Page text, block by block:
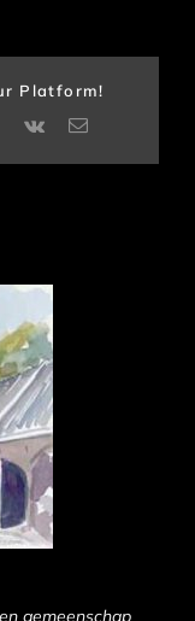
Platform!
Vk
E-
gemeenschap